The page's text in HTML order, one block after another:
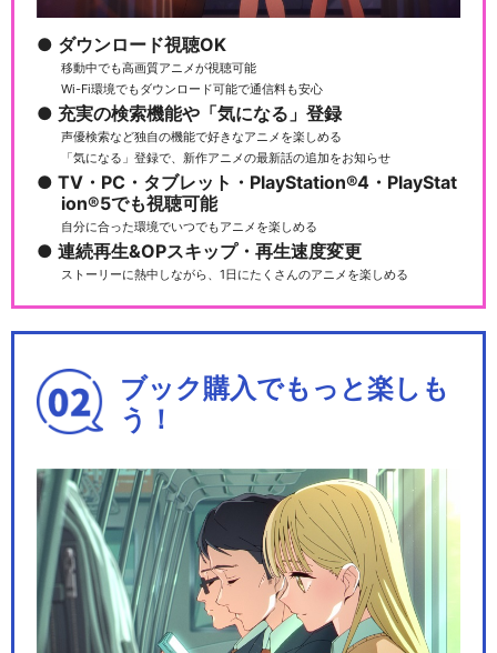
ダウンロード視聴OK
移動中でも高画質アニメが視聴可能
Wi-Fi環境でもダウンロード可能で通信料も安心
充実の検索機能や「気になる」登録
声優検索など独自の機能で好きなアニメを楽しめる
「気になる」登録で、新作アニメの最新話の追加をお知らせ
TV・PC・タブレット・PlayStation®4・PlayStat
ion®5でも視聴可能
自分に合った環境でいつでもアニメを楽しめる
連続再生&OPスキップ・再生速度変更
ストーリーに熱中しながら、1日にたくさんのアニメを楽しめる
ブック購入でもっと楽しも
う！